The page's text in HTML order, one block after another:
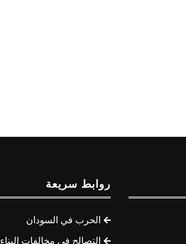
روابط سريعة
الحرب في السودان
التصالح في مخالفات البناء